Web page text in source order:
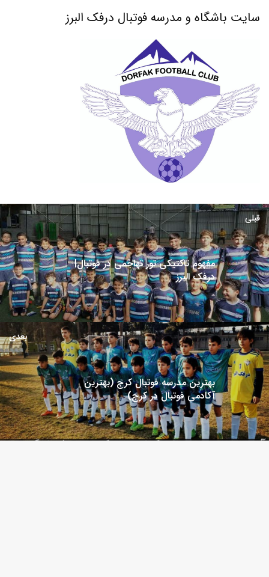
سایت باشگاه و مدرسه فوتبال درفک البرز
قبلی
مفهوم تاکتیکی تور تهاجمی در فوتبال|
درفک البرز
بعدی
بهترین مدرسه فوتبال کرج (بهترین
آکادمی فوتبال در کرج)